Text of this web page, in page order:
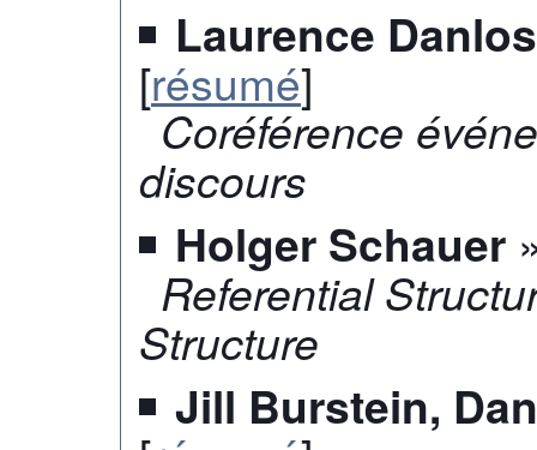
Laurence
[résumé]
Coréférence
discours
Holger Schauer
Referential
Structure
Jill Burstein,